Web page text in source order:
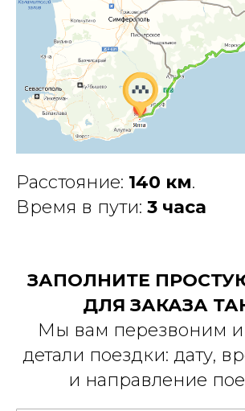
Расстояние: 140 км.
Время в пути: 3 часа
ЗАПОЛНИТЕ
ДЛЯ ЗАКАЗА
Мы вам перезвоним и
детали поездки: дату,
и направление